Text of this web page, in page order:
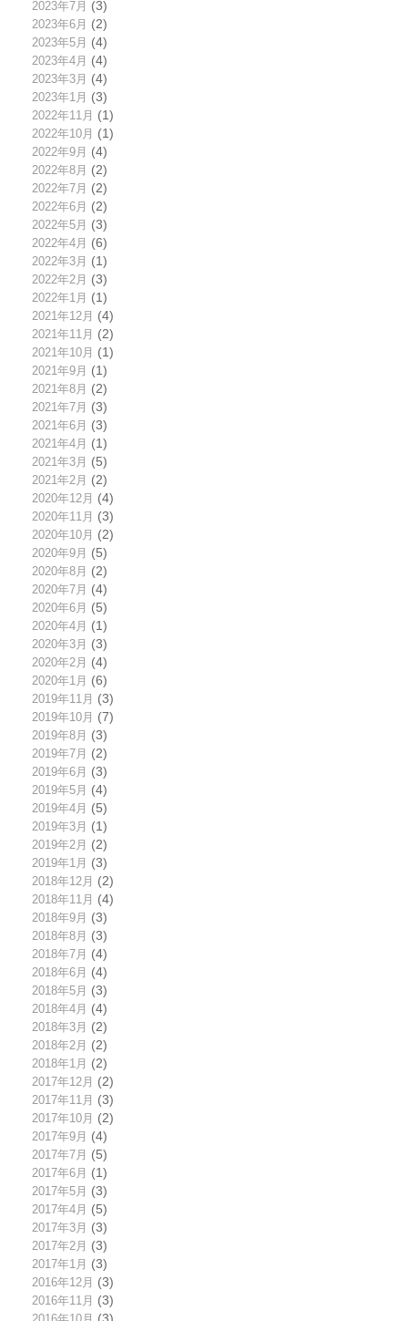
2023年7月 (3)
2023年6月 (2)
2023年5月 (4)
2023年4月 (4)
2023年3月 (4)
2023年1月 (3)
2022年11月 (1)
2022年10月 (1)
2022年9月 (4)
2022年8月 (2)
2022年7月 (2)
2022年6月 (2)
2022年5月 (3)
2022年4月 (6)
2022年3月 (1)
2022年2月 (3)
2022年1月 (1)
2021年12月 (4)
2021年11月 (2)
2021年10月 (1)
2021年9月 (1)
2021年8月 (2)
2021年7月 (3)
2021年6月 (3)
2021年4月 (1)
2021年3月 (5)
2021年2月 (2)
2020年12月 (4)
2020年11月 (3)
2020年10月 (2)
2020年9月 (5)
2020年8月 (2)
2020年7月 (4)
2020年6月 (5)
2020年4月 (1)
2020年3月 (3)
2020年2月 (4)
2020年1月 (6)
2019年11月 (3)
2019年10月 (7)
2019年8月 (3)
2019年7月 (2)
2019年6月 (3)
2019年5月 (4)
2019年4月 (5)
2019年3月 (1)
2019年2月 (2)
2019年1月 (3)
2018年12月 (2)
2018年11月 (4)
2018年9月 (3)
2018年8月 (3)
2018年7月 (4)
2018年6月 (4)
2018年5月 (3)
2018年4月 (4)
2018年3月 (2)
2018年2月 (2)
2018年1月 (2)
2017年12月 (2)
2017年11月 (3)
2017年10月 (2)
2017年9月 (4)
2017年7月 (5)
2017年6月 (1)
2017年5月 (3)
2017年4月 (5)
2017年3月 (3)
2017年2月 (3)
2017年1月 (3)
2016年12月 (3)
2016年11月 (3)